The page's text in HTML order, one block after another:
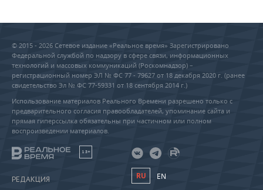
© 2015 - 2026 Сетевое издание «Реальное время» Зарегистрировано
Федеральной службой по надзору в сфере связи, информационных
технологий и массовых коммуникаций (Роскомнадзор) –
регистрационный номер ЭЛ № ФС 77 - 79627 от 18 декабря 2020 г. (ранее
свидетельство Эл № ФС 77-59331 от 18 сентября 2014 г.)
Использование материалов Реального Времени разрешено только с
предварительного согласия правообладателей, упоминание сайта и
прямая гиперссылка обязательны при частичном или полном
воспроизведении материалов.
18+
РЕДАКЦИЯ
RU EN